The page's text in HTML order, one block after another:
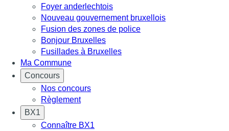
Foyer anderlechtois
Nouveau gouvernement bruxellois
Fusion des zones de police
Bonjour Bruxelles
Fusillades à Bruxelles
Ma Commune
Concours
Nos concours
Règlement
BX1
Connaître BX1